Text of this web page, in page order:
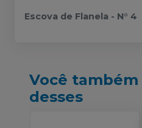
Escova de Flanela - N° 4
Você
desses